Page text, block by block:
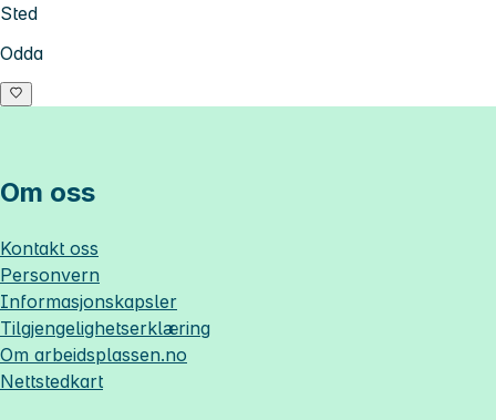
Sted
Odda
Om oss
Kontakt oss
Personvern
Informasjonskapsler
Tilgjengelighetserklæring
Om arbeidsplassen.no
Nettstedkart